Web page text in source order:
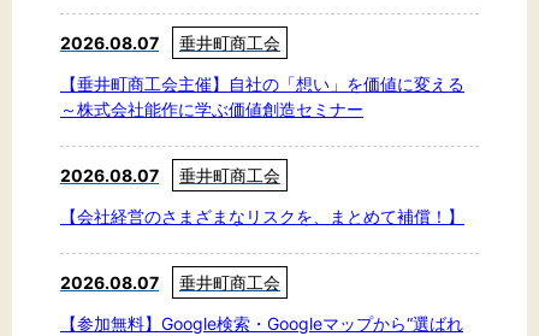
黒 白
2026.08.07
垂井町商工会
【垂井町商工会主催】自社の「想い」を価値に変える
～株式会社能作に学ぶ価値創造セミナー
2026.08.07
垂井町商工会
【会社経営のさまざまなリスクを、まとめて補償！】
2026.08.07
垂井町商工会
【参加無料】Google検索・Googleマップから“選ばれ